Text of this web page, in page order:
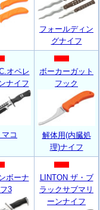
フォールディン
グナイフ
オペレ
ナイフ
コ
ボーカーガット
フック
解体用(内臓処
理)ナイフ
ボーナ
3
LINTON ザ・ブ
ラックサブマリ
ーンナイフ